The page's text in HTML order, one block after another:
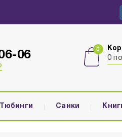
06 0
Тюбинги Санки